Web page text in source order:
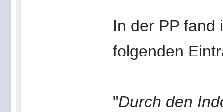
In der PP fand
folgenden
"Durch den